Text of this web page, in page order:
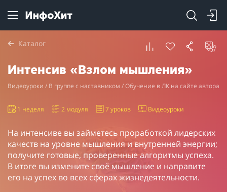
Каталог
Интенсив «Взлом мышления»
Видеоуроки / В группе с наставником / Обучение в ЛК на сайте автора
1 неделя 2 модуля 7 уроков Видеоуроки
На интенсиве вы займетесь проработкой лидерских
качеств на уровне мышления и внутренней энергии;
получите готовые, проверенные алгоритмы успеха.
В итоге вы измените своё мышление и направите
его на успех во всех сферах жизнедеятельности.